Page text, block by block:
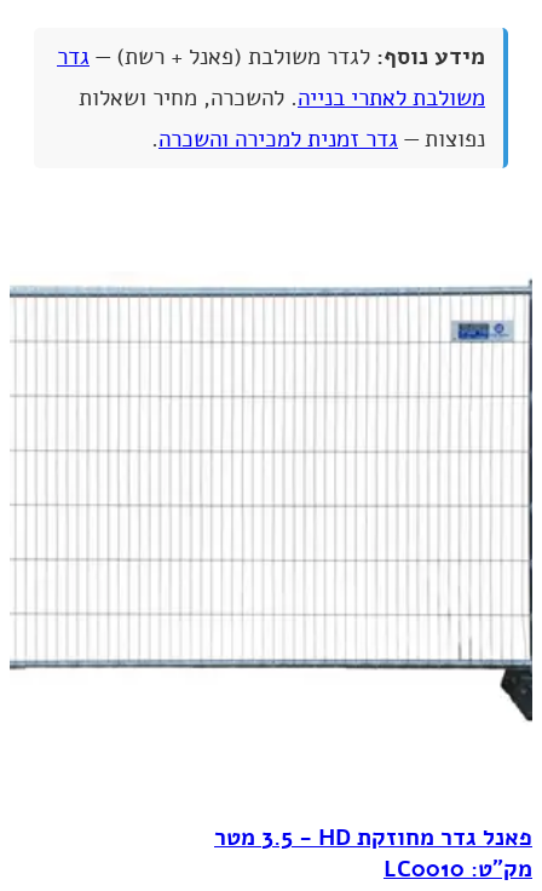
מידע נוסף: לגדר משולבת (פאנל + רשת) — גדר
משולבת לאתרי בנייה. להשכרה, מחיר ושאלות
נפוצות — גדר זמנית למכירה והשכרה.
פאנל גדר מחוזקת HD‏ - 3.5 מטר
מק"ט: LC0010